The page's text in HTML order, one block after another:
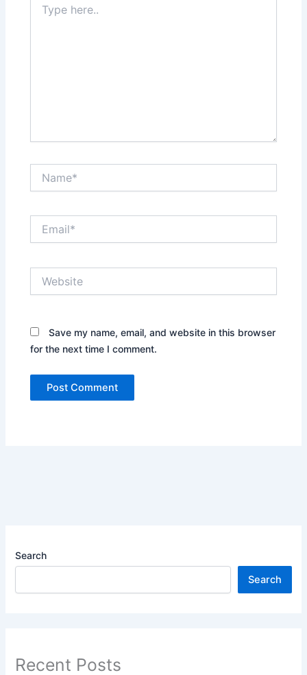
here..
Save my name, email, and website in this browser
for the next time I comment.
Search
Search
Recent Posts